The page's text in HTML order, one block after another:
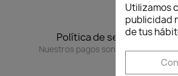
Política de seguridad
Nuestros pagos son 100% seguros.
Utilizamos
publicidad
de tus